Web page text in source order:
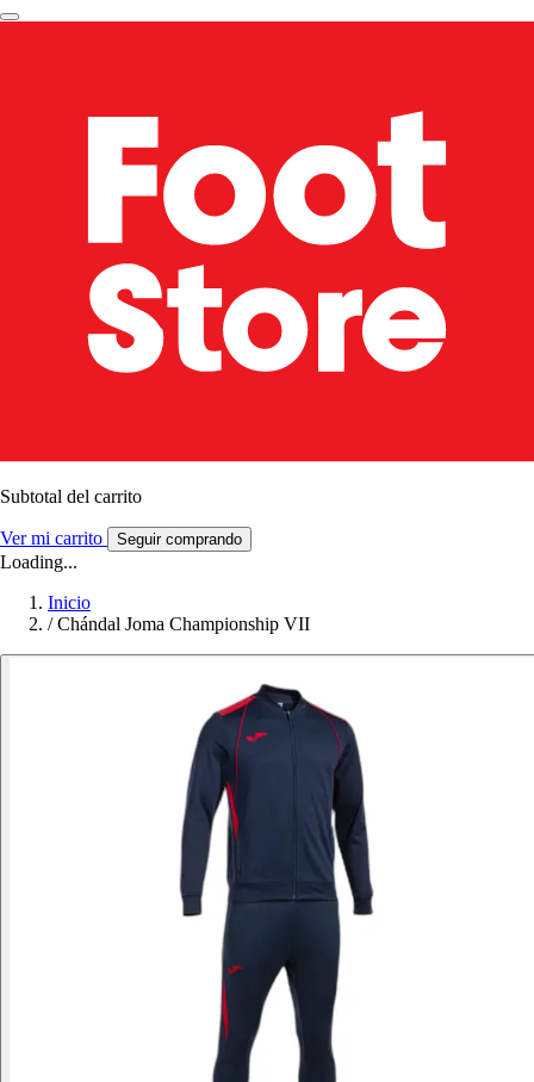
Subtotal del carrito
Ver mi carrito Seguir comprando
Loading...
Inicio
/ Chándal Joma Championship VII